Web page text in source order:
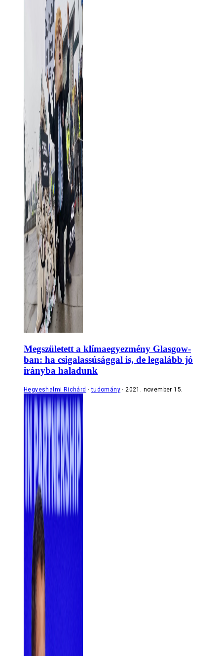
Megszületett a klímaegyezmény Glasgow-
ban: ha csigalassúsággal is, de legalább jó
irányba haladunk
Hegyeshalmi Richárd tudomány 2021. november 15.